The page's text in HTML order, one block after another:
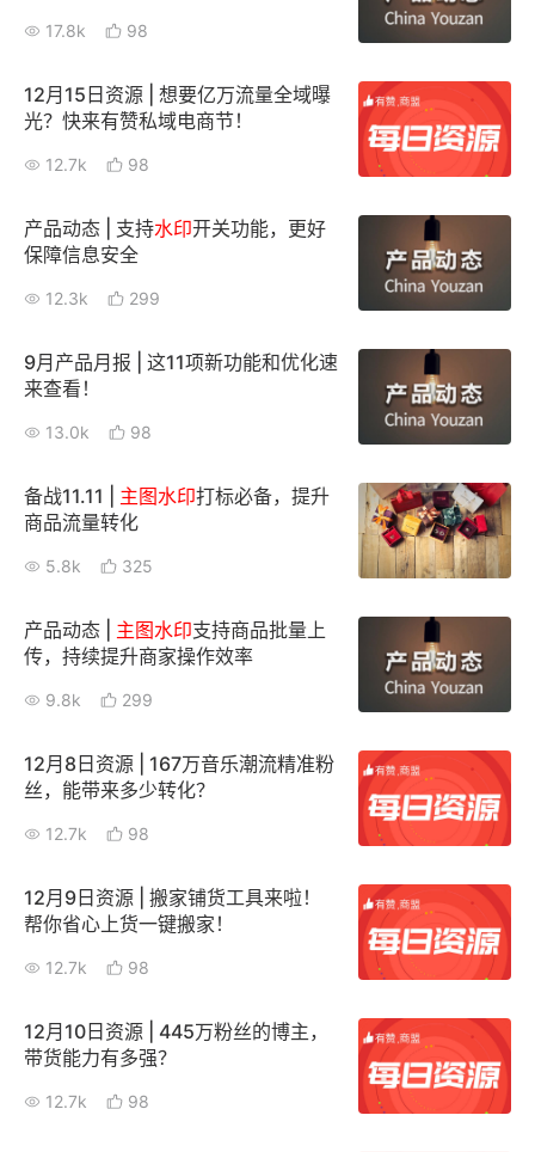
增长产品指南
智库 产品场景库
品牌消费观
新零售资讯
培训课程
私域课程
增长俱乐部
增长俱乐部
合作共进
入驻有赞
认证服务商 设计服务商
17.8k 98
12月15日资源 | 想要亿万流量全域曝
光？快来有赞私域电商节！
12.7k 98
产品动态 | 支持水印开关功能，更好
保障信息安全
12.3k 299
9月产品月报 | 这11项新功能和优化速
来查看！
13.0k 98
备战11.11 | 主图水印打标必备，提升
商品流量转化
5.8k 325
产品动态 | 主图水印支持商品批量上
传，持续提升商家操作效率
9.8k 299
12月8日资源 | 167万音乐潮流精准粉
丝，能带来多少转化？
12.7k 98
12月9日资源 | 搬家铺货工具来啦！
帮你省心上货一键搬家！
12.7k 98
12月10日资源 | 445万粉丝的博主，
带货能力有多强？
12.7k 98